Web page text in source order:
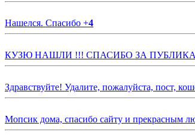
Нашелся. Спасибо +4
КУЗЮ НАШЛИ !!! СПАСИБО ЗА
Здравствуйте! Удалите, пожалуйста, пост,
Мопсик дома, спасибо сайту и прекрасным